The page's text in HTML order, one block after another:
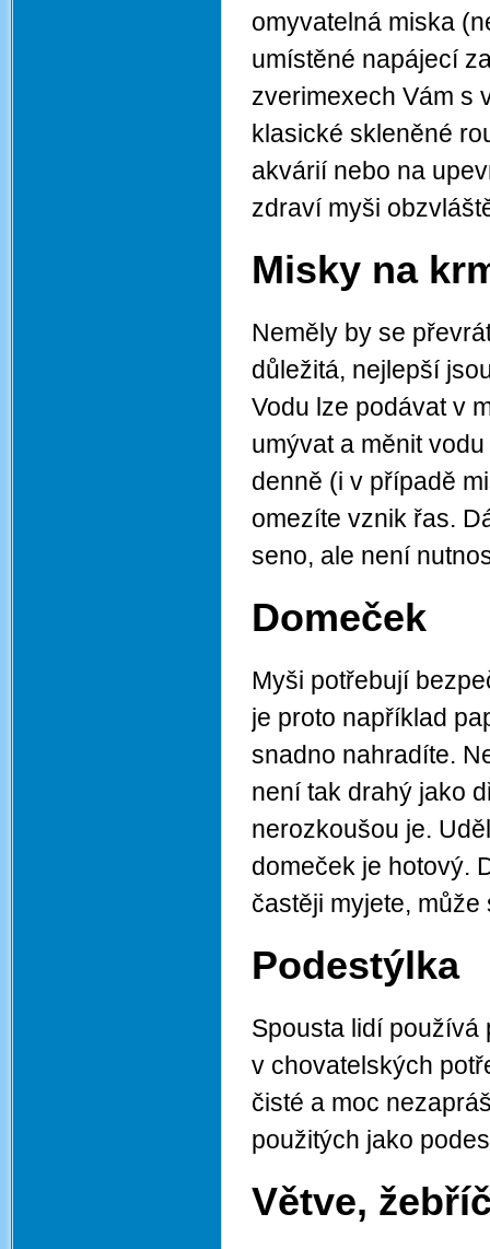
omyvatelná miska
umístěné napájecí
zverimexech Vám s
klasické skleněné
akvárií nebo na
zdraví myši
Misky na
Neměly by se
důležitá, nejlepší
Vodu lze podávat v
umývat a měnit
denně (i v případě
omezíte vznik řas.
seno, ale není
Domeček
Myši potřebují
je proto například
snadno nahradíte.
není tak drahý jako
nerozkoušou je.
domeček je hotový.
častěji myjete, může
Podestýlka
Spousta lidí používá
v chovatelských
čisté a moc
použitých jako
Větve,